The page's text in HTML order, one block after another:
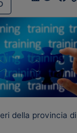
della provincia di